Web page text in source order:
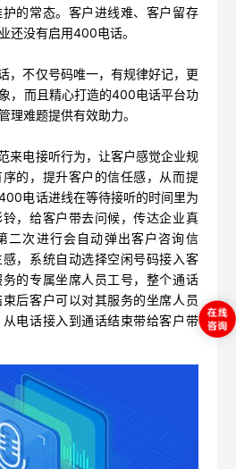
的常态。客户进线难、客户留存
还没有启用400电话。
，不仅号码唯一，有规律好记，更
，而且精心打造的400电话平台功
理难题提供有效助力。
来电接听行为，让客户感觉企业规
的，提升客户的信任感，从而提
电话进线在等待接听的时间里为
，给客户带去问候，传达企业真
二次进行会自动弹出客户咨询信
，系统自动选择空闲号码接入客
的专属坐席人员工号，整个通话
后客户可以对其服务的坐席人员
电话接入到通话结束带给客户带